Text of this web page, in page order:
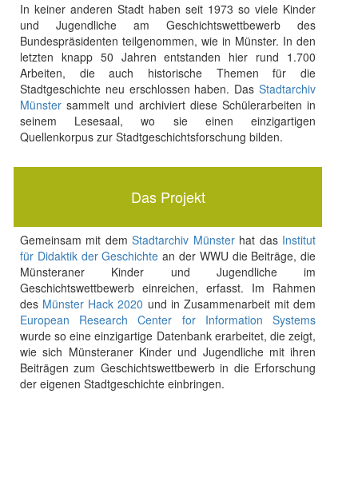
In keiner anderen Stadt haben seit 1973 so viele Kinder
und Jugendliche am Geschichtswettbewerb des
Bundespräsidenten teilgenommen, wie in Münster. In den
letzten knapp 50 Jahren entstanden hier rund 1.700
Arbeiten, die auch historische Themen für die
Stadtgeschichte neu erschlossen haben. DasStadtarchiv
Münstersammelt und archiviert diese Schülerarbeiten in
seinem Lesesaal, wo sie einen einzigartigen
Quellenkorpus zur Stadtgeschichtsforschung bilden.
Das Projekt
Gemeinsam mit demStadtarchiv Münsterhat das Institut
für Didaktik der Geschichte an der WWU die Beiträge, die
Münsteraner Kinder und Jugendliche im
Geschichtswettbewerb einreichen, erfasst. Im Rahmen
des Münster Hack 2020 und in Zusammenarbeit mit dem
European Research Center for Information Systems
wurde so eine einzigartige Datenbank erarbeitet, die zeigt,
wie sich Münsteraner Kinder und Jugendliche mit ihren
Beiträgen zum Geschichtswettbewerb in die Erforschung
der eigenen Stadtgeschichte einbringen.